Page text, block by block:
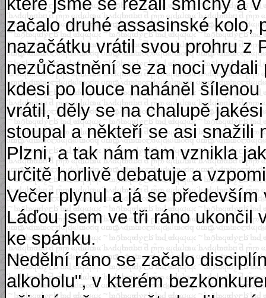
začalo druhé assasinské kolo,
nazačátku vrátil svou prohru z
nezůčastnění se za noci
kdesi po louce naháněl
vrátil, děly se na chalupě
stoupal a někteří se asi snažili
Plzni, a tak nám tam vznikla
určitě horlivě debatuje a
Večer plynul a já se
Láďou jsem ve tři ráno ukončil
ke spánku.
Nedělní ráno se začalo
alkoholu", v kterém